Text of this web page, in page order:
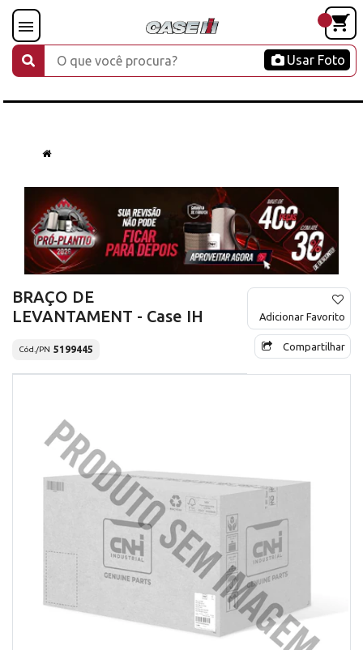
Usar Foto
BRAÇO DE
LEVANTAMENT - Case IH
Cód./PN 5199445
Adicionar Favorito
Compartilhar